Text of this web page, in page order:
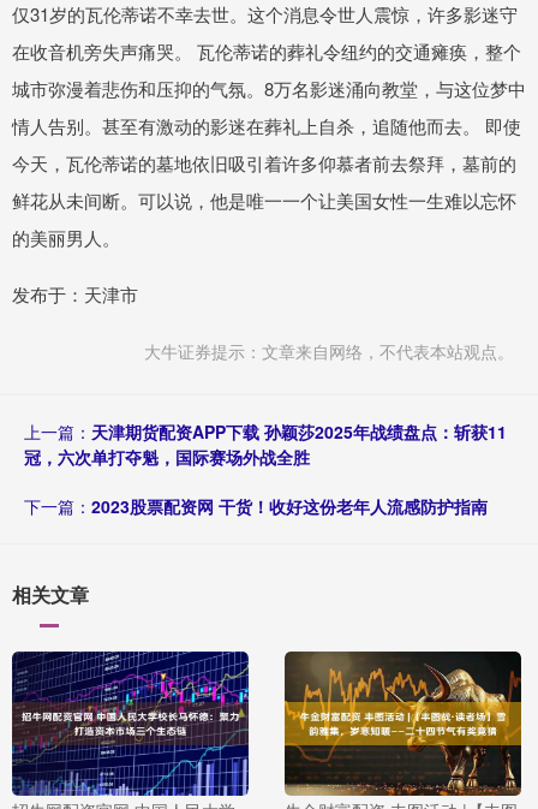
仅31岁的瓦伦蒂诺不幸去世。这个消息令世人震惊，许多影迷守
在收音机旁失声痛哭。 瓦伦蒂诺的葬礼令纽约的交通瘫痪，整个
城市弥漫着悲伤和压抑的气氛。8万名影迷涌向教堂，与这位梦中
情人告别。甚至有激动的影迷在葬礼上自杀，追随他而去。 即使
今天，瓦伦蒂诺的墓地依旧吸引着许多仰慕者前去祭拜，墓前的
鲜花从未间断。可以说，他是唯一一个让美国女性一生难以忘怀
的美丽男人。
发布于：天津市
大牛证券提示：文章来自网络，不代表本站观点。
上一篇： 天津期货配资APP下载 孙颖莎2025年战绩盘点：斩获11
冠，六次单打夺魁，国际赛场外战全胜
下一篇： 2023股票配资网 干货！收好这份老年人流感防护指南
相关文章